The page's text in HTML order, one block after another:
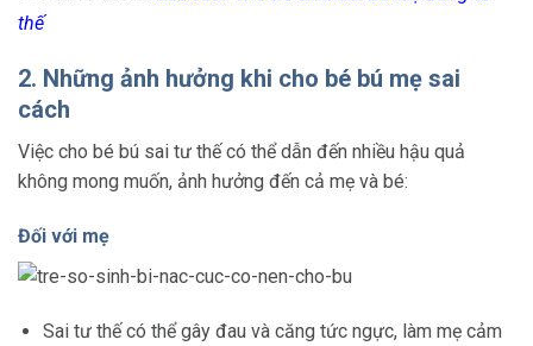
thế
2. Những ảnh hưởng khi cho bé bú mẹ sai
cách
Việc cho bé bú sai tư thế có thể dẫn đến nhiều hậu quả
không mong muốn, ảnh hưởng đến cả mẹ và bé:
Đối với mẹ
Sai tư thế có thể gây đau và căng tức ngực, làm mẹ cảm